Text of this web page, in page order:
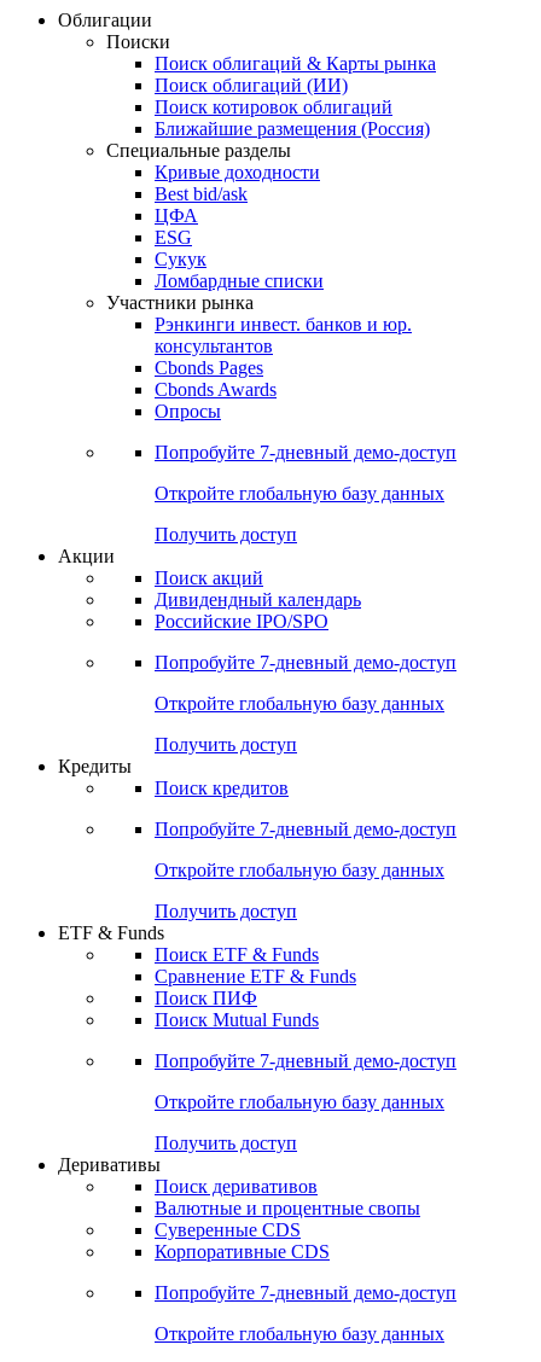
Облигации
Поиски
Поиск облигаций & Карты рынка
Поиск облигаций (ИИ)
Поиск котировок облигаций
Ближайшие размещения (Россия)
Специальные разделы
Кривые доходности
Best bid/ask
ЦФА
ESG
Сукук
Ломбардные списки
Участники рынка
Рэнкинги инвест. банков и юр.
консультантов
Cbonds Pages
Cbonds Awards
Опросы
Попробуйте 7-дневный демо-доступ
Откройте глобальную базу данных
Получить доступ
Акции
Поиск акций
Дивидендный календарь
Российские IPO/SPO
Попробуйте 7-дневный демо-доступ
Откройте глобальную базу данных
Получить доступ
Кредиты
Поиск кредитов
Попробуйте 7-дневный демо-доступ
Откройте глобальную базу данных
Получить доступ
ETF & Funds
Поиск ETF & Funds
Сравнение ETF & Funds
Поиск ПИФ
Поиск Mutual Funds
Попробуйте 7-дневный демо-доступ
Откройте глобальную базу данных
Получить доступ
Деривативы
Поиск деривативов
Валютные и процентные свопы
Суверенные CDS
Корпоративные CDS
Попробуйте 7-дневный демо-доступ
Откройте глобальную базу данных